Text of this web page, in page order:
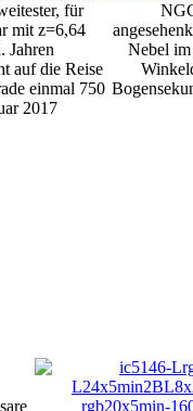
für
mit z=6,64
Jahren
auf die Reise
einmal 750
2017
angesehen
Nebel